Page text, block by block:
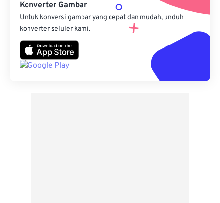
Konverter Gambar
Untuk konversi gambar yang cepat dan mudah, unduh
konverter seluler kami.